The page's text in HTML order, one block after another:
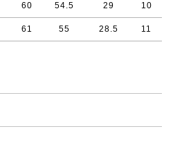
60 54.5 29 10
61 55 28.5 11